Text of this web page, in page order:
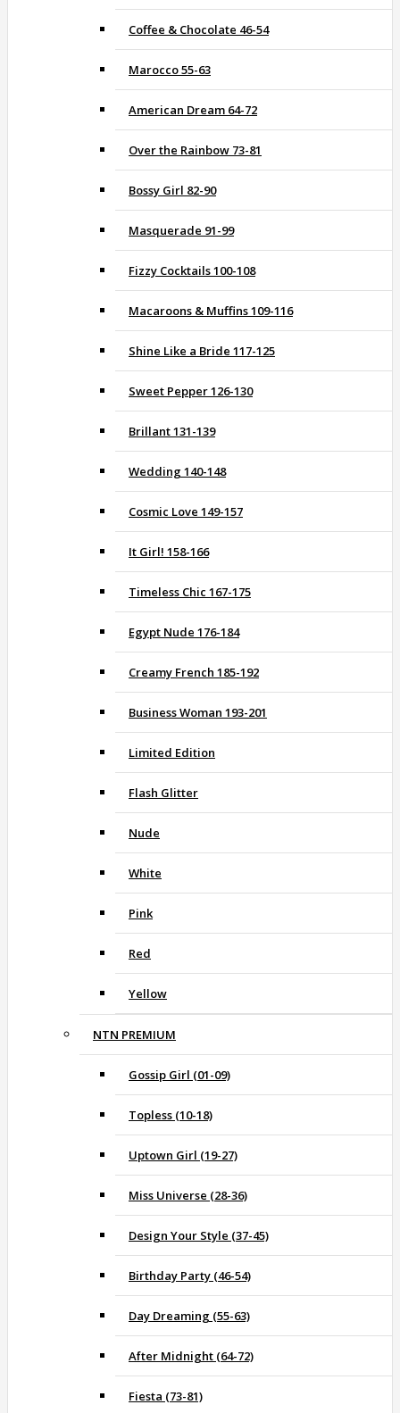
Coffee & Chocolate 46-54
Marocco 55-63
American Dream 64-72
Over the Rainbow 73-81
Bossy Girl 82-90
Masquerade 91-99
Fizzy Cocktails 100-108
Macaroons & Muffins 109-116
Shine Like a Bride 117-125
Sweet Pepper 126-130
Brillant 131-139
Wedding 140-148
Cosmic Love 149-157
It Girl! 158-166
Timeless Chic 167-175
Egypt Nude 176-184
Creamy French 185-192
Business Woman 193-201
Limited Edition
Flash Glitter
Nude
White
Pink
Red
Yellow
NTN PREMIUM
Gossip Girl (01-09)
Topless (10-18)
Uptown Girl (19-27)
Miss Universe (28-36)
Design Your Style (37-45)
Birthday Party (46-54)
Day Dreaming (55-63)
After Midnight (64-72)
Fiesta (73-81)